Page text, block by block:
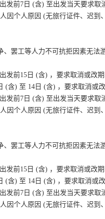
前7日 (含) 至出发当天要求取
个人原因 (无旅行证件、迟到
、罢工等人力不可抗拒因素无
前15日 (含) ，要求取消或改
含) 至 14日 (含) ，要求取消或
前7日 (含) 至出发当天要求取
个人原因 (无旅行证件、迟到
、罢工等人力不可抗拒因素无
前15日 (含) ，要求取消或改
含) 至 14日 (含) ，要求取消或
前7日 (含) 至出发当天要求取
个人原因 (无旅行证件、迟到